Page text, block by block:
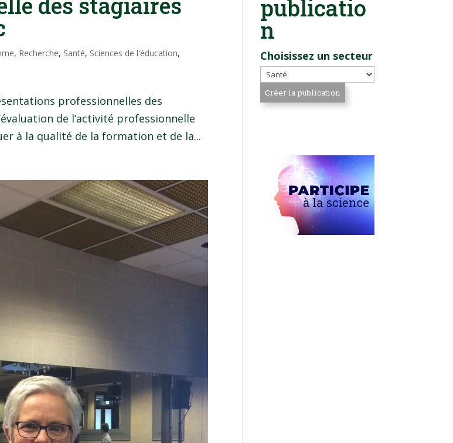
, Recherche, Santé, Sciences de l'éducation,
professionnelles des
de l’activité professionnelle
à la qualité de la formation et de la...
publicatio
n
Choisissez un secteur